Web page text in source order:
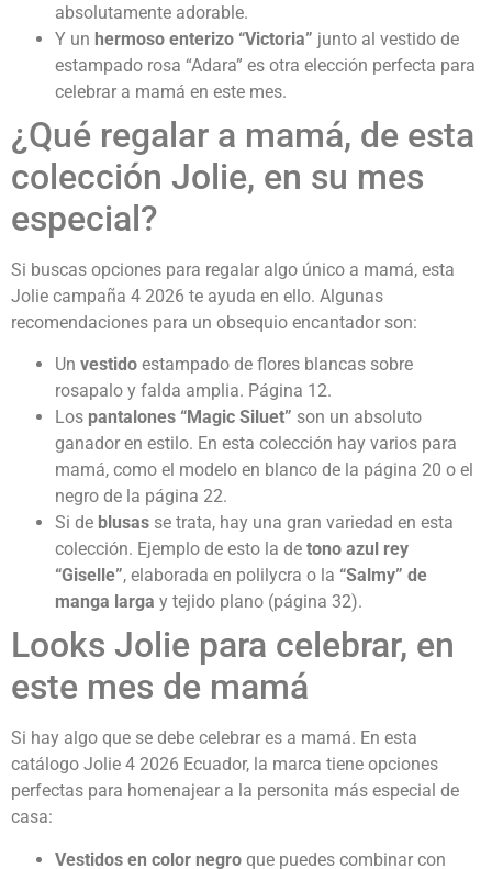
absolutamente adorable.
Y un hermoso enterizo “Victoria” junto al vestido de
estampado rosa “Adara” es otra elección perfecta para
celebrar a mamá en este mes.
¿Qué regalar a mamá, de esta
colección Jolie, en su mes
especial?
Si buscas opciones para regalar algo único a mamá, esta
Jolie campaña 4 2026 te ayuda en ello. Algunas
recomendaciones para un obsequio encantador son:
Un vestido estampado de flores blancas sobre
rosapalo y falda amplia. Página 12.
Los pantalones “Magic Siluet” son un absoluto
ganador en estilo. En esta colección hay varios para
mamá, como el modelo en blanco de la página 20 o el
negro de la página 22.
Si de blusas se trata, hay una gran variedad en esta
colección. Ejemplo de esto la de tono azul rey
“Giselle”, elaborada en polilycra o la “Salmy” de
manga larga y tejido plano (página 32).
Looks Jolie para celebrar, en
este mes de mamá
Si hay algo que se debe celebrar es a mamá. En esta
catálogo Jolie 4 2026 Ecuador, la marca tiene opciones
perfectas para homenajear a la personita más especial de
casa:
Vestidos en color negro que puedes combinar con